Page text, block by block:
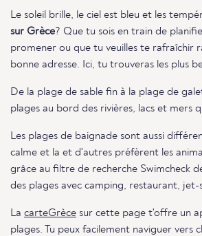
Le soleil brille, le ciel est bleu et les
sur Grèce? Que tu sois en train de
promener ou que tu veuilles te rafraîchir
bonne adresse. Ici, tu trouveras les plus
De la plage de sable fin à la plage de
plages au bord des rivières, lacs et
Les plages de baignade sont aussi
calme et la et d'autres préfèrent les
grâce au filtre de recherche Swimcheck
des plages avec camping, restaurant,
La carteGrèce sur cette page t'offre un
plages. Tu peux facilement naviguer